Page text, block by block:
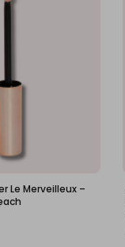
Le Merveilleux –